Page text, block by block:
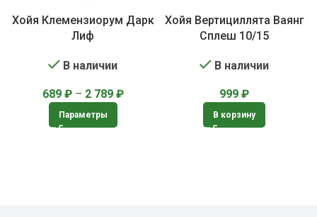
Хойя Клемензиорум Дарк
Лиф
В наличии
689 ₽ – 2 789 ₽
Параметры
Хойя Вертициллята Ваянг
Сплеш 10/15
В наличии
999 ₽
В корзину